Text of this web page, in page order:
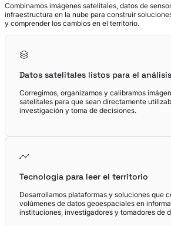
Combinamos imágenes satelitales, datos de
infraestructura en la nube para construir
y comprender los cambios en el territorio.
Datos satelitales listos para el análisis
Corregimos, organizamos y calibramos
satelitales para que sean directamente
investigación y toma de decisiones.
Tecnología para leer el territorio
Desarrollamos plataformas y soluciones que
volúmenes de datos geoespaciales en
instituciones, investigadores y tomadores de